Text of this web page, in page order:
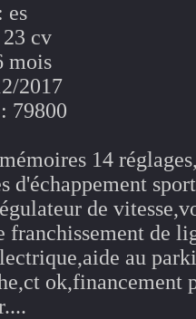
es
23 cv
mois
2017
79800
14
d'échappement
de
franchissement de
au
ok,financement